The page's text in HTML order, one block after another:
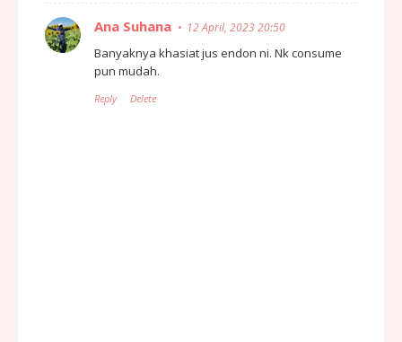
Ana Suhana 12 April, 2023 20:50
Banyaknya khasiat jus endon ni. Nk consume
pun mudah.
Reply Delete